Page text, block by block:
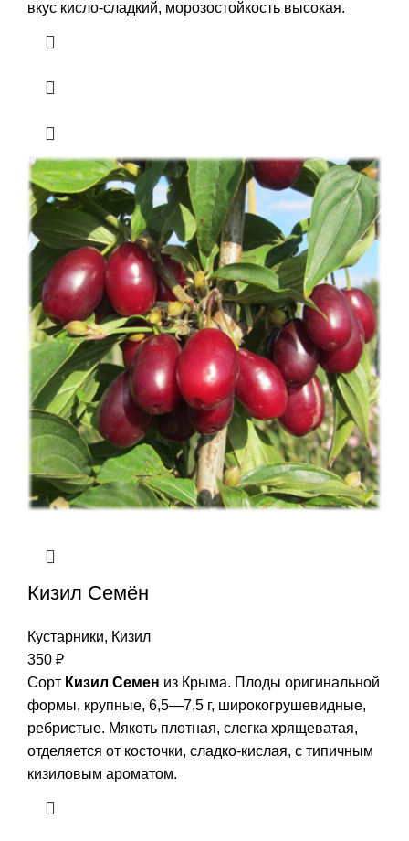
вкус кисло-сладкий, морозостойкость высокая.
Кизил Семён
Кустарники, Кизил
350 ₽
Сорт Кизил Семен из Крыма. Плоды оригинальной
формы, крупные, 6,5—7,5 г, широкогрушевидные,
ребристые. Мякоть плотная, слегка хрящеватая,
отделяется от косточки, сладко-кислая, с типичным
кизиловым ароматом.